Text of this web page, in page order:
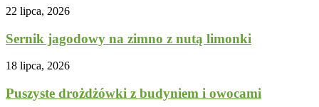
22 lipca, 2026
Sernik jagodowy na zimno z nutą limonki
18 lipca, 2026
Puszyste drożdżówki z budyniem i owocami